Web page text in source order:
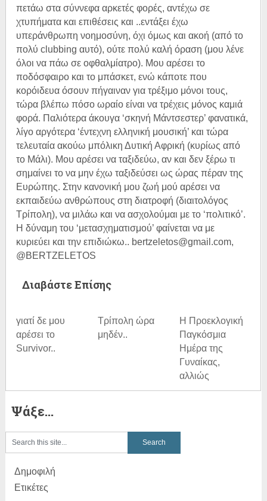
πετάω στα σύννεφα αρκετές φορές, αντέχω σε
χτυπήματα και επιθέσεις και ..εντάξει έχω
υπεράνθρωπη νοημοσύνη, όχι όμως και ακοή (από το
πολύ clubbing αυτό), ούτε πολύ καλή όραση (μου λένε
όλοι να πάω σε οφθαλμίατρο). Μου αρέσει το
ποδόσφαιρο και το μπάσκετ, ενώ κάποτε που
κορόιδευα όσουν πήγαιναν για τρέξιμο μόνοι τους,
τώρα βλέπω πόσο ωραίο είναι να τρέχεις μόνος καμιά
φορά. Παλιότερα άκουγα ‘σκηνή Μάντσεστερ’ φανατικά,
λίγο αργότερα ‘έντεχνη ελληνική μουσική’ και τώρα
τελευταία ακούω μπόλικη Δυτική Αφρική (κυρίως από
το Μάλι). Μου αρέσει να ταξιδεύω, αν και δεν ξέρω τι
σημαίνει το να μην έχω ταξιδεύσει ως ώρας πέραν της
Ευρώπης. Στην κανονική μου ζωή μού αρέσει να
εκπαιδεύω ανθρώπους στη διατροφή (διαιτολόγος
Τρίπολη), να μιλάω και να ασχολούμαι με το ‘πολιτικό’.
Η δύναμη του ‘μετασχηματισμού’ φαίνεται να με
κυριεύει και την επιδιώκω.. bertzeletos@gmail.com,
@BERTZELETOS
Διαβάστε Επίσης
γιατί δε μου
αρέσει το
Survivor..
Τρίπολη ώρα
μηδέν..
Η Προεκλογική
Παγκόσμια
Ημέρα της
Γυναίκας,
αλλιώς
Ψάξε…
Δημοφιλή
Ετικέτες